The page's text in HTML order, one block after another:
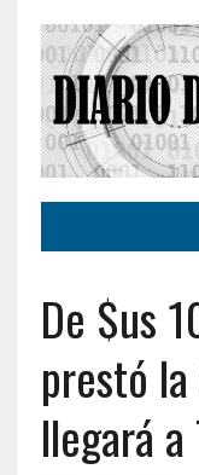
De $us
prestó la
llegará a